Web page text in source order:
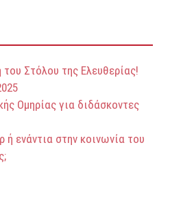
Στόλου της Ελευθερίας!
Ομηρίας για διδάσκοντες
ή ενάντια στην κοινωνία του